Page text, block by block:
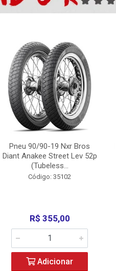
Pneu 90/90-19 Nxr Bros
Diant Anakee Street Lev 52p
(Tubeless...
Código: 35102
R$ 355,00
Adicionar